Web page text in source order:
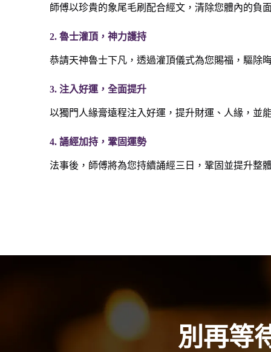
師傅以珍貴的象尾毛刷配合經文，清除您體內的負
2. 魯士灌頂，神力護持
恭請天神魯士下凡，透過灌頂儀式為您賜福，驅除
3. 注入好運，全面提升
以獨門人緣膏遠程注入好運，提升財運、人緣，並
4. 誦經加持，鞏固運勢
法事後，師傅將為您持續誦經三日，鞏固並提升整
別再等